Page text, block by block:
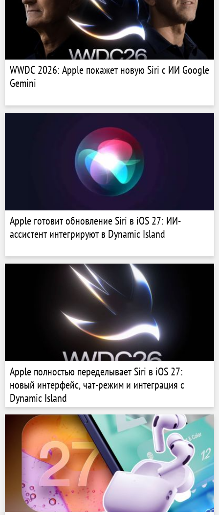
WWDC 2026: Apple покажет новую Siri с ИИ Google
Gemini
Apple готовит обновление Siri в iOS 27: ИИ-
ассистент интегрируют в Dynamic Island
Apple полностью переделывает Siri в iOS 27:
новый интерфейс, чат-режим и интеграция с
Dynamic Island